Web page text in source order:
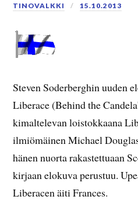
TINOVALKKI 15.10.2013
Steven Soderberghin uuden
Liberace (Behind the
kimaltelevan loistokkaana
ilmiömäinen Michael
hänen nuorta rakastettuaan
kirjaan elokuva perustuu.
Liberacen äiti Frances.